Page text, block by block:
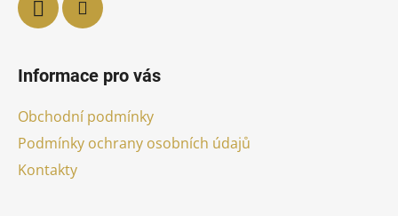
Informace pro vás
Obchodní podmínky
Podmínky ochrany osobních údajů
Kontakty